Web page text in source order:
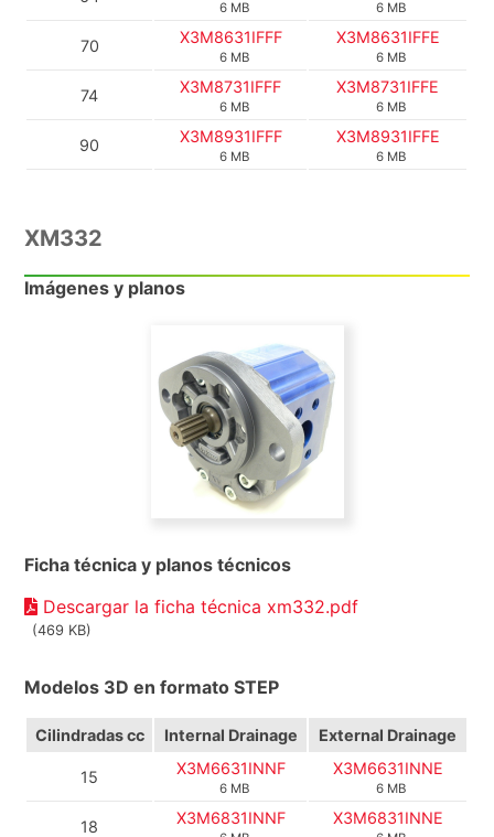
6 MB 6 MB
70 X3M8631IFFF
6 MB
X3M8631IFFE
6 MB
74 X3M8731IFFF
6 MB
X3M8731IFFE
6 MB
90 X3M8931IFFF
6 MB
X3M8931IFFE
6 MB
XM332
Imágenes y planos
Ficha técnica y planos técnicos
Descargar la ficha técnica xm332.pdf
(469 KB)
Modelos 3D en formato STEP
Cilindradas cc Internal Drainage External Drainage
15 X3M6631INNF
6 MB
X3M6631INNE
6 MB
18 X3M6831INNF X3M6831INNE